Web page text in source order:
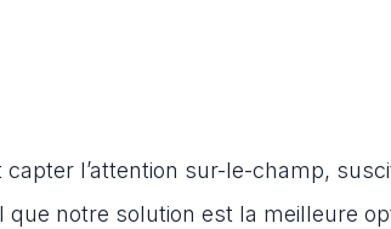
l’attention sur-le-champ,
notre solution est la meilleure